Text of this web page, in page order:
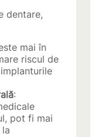
dentare,
mai în
riscul de
:
pot fi mai